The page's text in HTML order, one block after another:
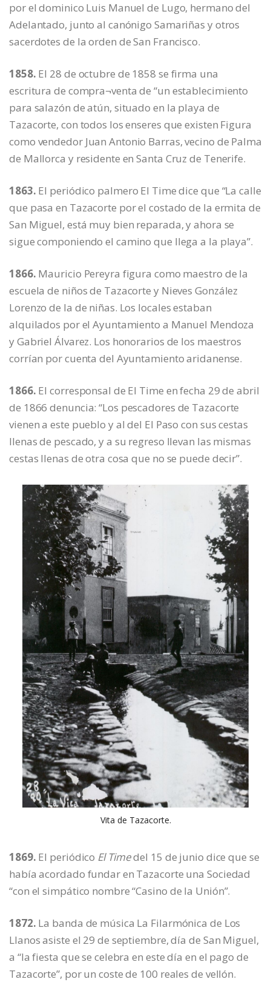
por el dominico Luis Manuel de Lugo, hermano del
Adelantado, junto al canónigo Samariñas y otros
sacerdotes de la orden de San Francisco.
1858. El 28 de octubre de 1858 se firma una
escritura de compra¬venta de “un establecimiento
para salazón de atún, situado en la playa de
Tazacorte, con todos los enseres que existen Figura
como vendedor Juan Antonio Barras, vecino de Palma
de Mallorca y residente en Santa Cruz de Tenerife.
1863. El periódico palmero El Time dice que “La calle
que pasa en Tazacorte por el costado de la ermita de
San Miguel, está muy bien reparada, y ahora se
sigue componiendo el camino que llega a la playa”.
1866. Mauricio Pereyra figura como maestro de la
escuela de niños de Tazacorte y Nieves González
Lorenzo de la de niñas. Los locales estaban
alquilados por el Ayuntamiento a Manuel Mendoza
y Gabriel Álvarez. Los honorarios de los maestros
corrían por cuenta del Ayuntamiento aridanense.
1866. El corresponsal de El Time en fecha 29 de abril
de 1866 denuncia: “Los pescadores de Tazacorte
vienen a este pueblo y al del El Paso con sus cestas
llenas de pescado, y a su regreso llevan las mismas
cestas llenas de otra cosa que no se puede decir”.
Vita de Tazacorte.
1869. El periódico El Timedel 15 de junio dice que se
había acordado fundar en Tazacorte una Sociedad
“con el simpático nombre “Casino de la Unión”.
1872. La banda de música La Filarmónica de Los
Llanos asiste el 29 de septiembre, día de San Miguel,
a “la fiesta que se celebra en este día en el pago de
Tazacorte”, por un coste de 100 reales de vellón.